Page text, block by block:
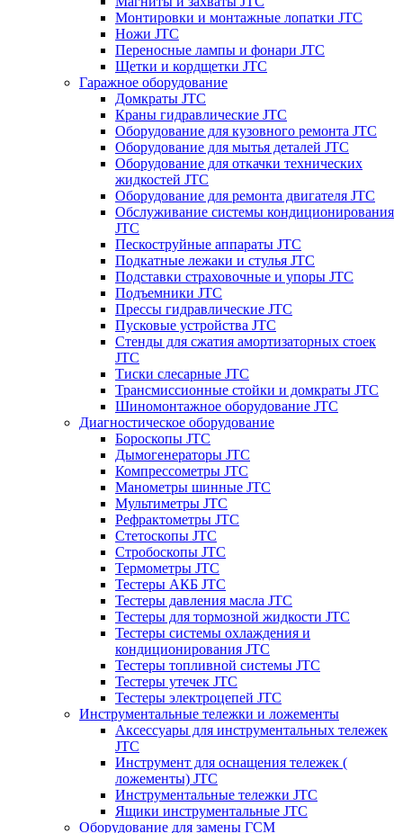
Монтировки и монтажные лопатки JTC
Ножи JTC
Переносные лампы и фонари JTC
Щетки и кордщетки JTC
Гаражное оборудование
Домкраты JTC
Краны гидравлические JTC
Оборудование для кузовного ремонта JTC
Оборудование для мытья деталей JTC
Оборудование для откачки технических
жидкостей JTC
Оборудование для ремонта двигателя JTC
Обслуживание системы кондиционирования
JTC
Пескоструйные аппараты JTC
Подкатные лежаки и стулья JTC
Подставки страховочные и упоры JTC
Подъемники JTC
Прессы гидравлические JTC
Пусковые устройства JTC
Стенды для сжатия амортизаторных стоек
JTC
Тиски слесарные JTC
Трансмиссионные стойки и домкраты JTC
Шиномонтажное оборудование JTC
Диагностическое оборудование
Бороскопы JTC
Дымогенераторы JTC
Компрессометры JTC
Манометры шинные JTC
Мультиметры JTC
Рефрактометры JTC
Стетоскопы JTC
Стробоскопы JTC
Термометры JTC
Тестеры АКБ JTC
Тестеры давления масла JTC
Тестеры для тормозной жидкости JTC
Тестеры системы охлаждения и
кондиционирования JTC
Тестеры топливной системы JTC
Тестеры утечек JTC
Тестеры электроцепей JTC
Инструментальные тележки и ложементы
Аксессуары для инструментальных тележек
JTC
Инструмент для оснащения тележек (
ложементы) JTC
Инструментальные тележки JTC
Ящики инструментальные JTC
Оборудование для замены ГСМ